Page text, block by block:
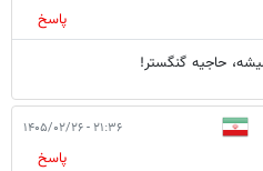
پاسخ
۲۱:۳۶ - ۱۴۰۵/۰۲/۲۶
پاسخ